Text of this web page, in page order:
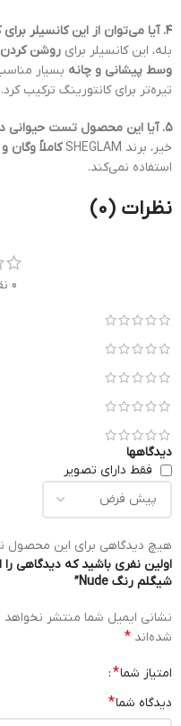
۴. آیا می‌توان از این کانسیلر برای کانتورینگ استفاده کرد؟
بله، این کانسیلر برای روشن
وسط پیشانی و چانه بسیار
تیره‌تر برای کانتورینگ ترکیب کرد.
۵. آیا این محصول تست حیوانی دارد؟
خیر، برند SHEGLAM
کاملاً وگان و Cruelty-Free
استفاده نمی‌کند.
نظرات (0)
0 نقد و بررسی
دیدگاهها
فقط دارای تصویر
هیچ دیدگاهی برای این
شیگلم رنگ Nude”
نشانی ایمیل شما منتشر
شده‌اند *
امتیاز شما*
دیدگاه شما*